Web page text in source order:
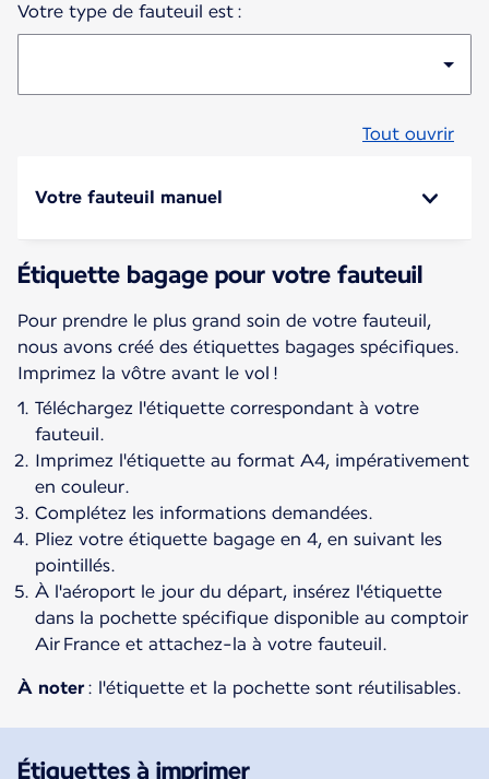
Votre type de fauteuil est :
Tout ouvrir
Votre fauteuil manuel
Étiquette bagage pour votre fauteuil
Pour prendre le plus grand soin de votre fauteuil,
nous avons créé des étiquettes bagages spécifiques.
Téléchargez l'étiquette correspondant à votre
fauteuil.
Imprimez l'étiquette au format A4, impérativement
en couleur.
Complétez les informations demandées.
Pliez votre étiquette bagage en 4, en suivant les
pointillés.
À l'aéroport le jour du départ, insérez l'étiquette
dans la pochette spécifique disponible au comptoir
Air France et attachez-la à votre fauteuil.
À noter: l'étiquette et la pochette sont réutilisables.
Étiquettes à imprimer